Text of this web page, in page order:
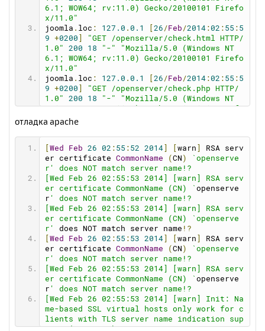
го
диска
2014 - 02
тановлен!
6.1; WOW64; rv:11.0) Gecko/20100101 Firefo
x/11.0"
joomla . loc : 127.0 . 0.1 26 /Feb /2014 : 02 : 55 : 5
9 +0200
"GET /openserver/check.html HTTP/
1.0"
200 18 "-"
"Mozilla/5.0 (Windows NT
6.1; WOW64; rv:11.0) Gecko/20100101 Firefo
x/11.0"
joomla . loc : 127.0 . 0.1 26 /Feb /2014 : 02 : 55 : 5
9 +0200
"GET /openserver/check.php HTTP/
1.0"
200 18 "-"
"Mozilla/5.0 (Windows NT
6.1; WOW64; rv:11.0) Gecko/20100101 Firefo
x/11.0"
отладка apache
Wed Feb 26 02 : 55 : 52 2014 warn
RSA serv
er certificate CommonName (CN )
`openserve
r' does NOT match server name!?
[Wed Feb 26 02:55:53 2014] [warn] RSA serv
er certificate CommonName (CN) ` openserve
r ' does NOT match server name!?
[Wed Feb 26 02:55:53 2014] [warn] RSA serv
er certificate CommonName (CN) `openserve
r'
does NOT match server name !?
Wed Feb 26 02 : 55 : 53 2014 warn
RSA serv
er certificate CommonName (CN )
`openserve
r' does NOT match server name!?
[Wed Feb 26 02:55:53 2014] [warn] RSA serv
er certificate CommonName (CN) ` openserve
r ' does NOT match server name!?
[Wed Feb 26 02:55:53 2014] [warn] Init: Na
me-based SSL virtual hosts only work for c
lients with TLS server name indication sup
port (RFC 4366)